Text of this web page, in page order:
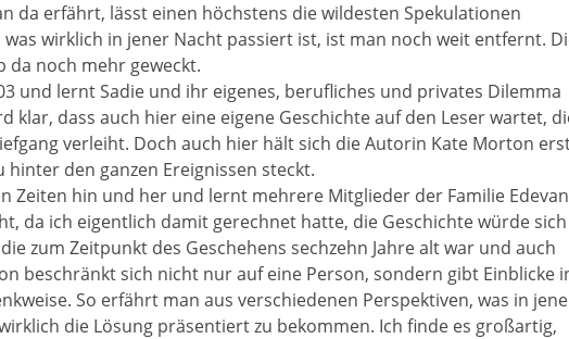
da erfährt, lässt einen höchstens die wildesten Spekulationen
wirklich in jener Nacht passiert ist, ist man noch weit entfernt.
da noch mehr geweckt.
und lernt Sadie und ihr eigenes, berufliches und privates Dilemma
klar, dass auch hier eine eigene Geschichte auf den Leser wartet,
verleiht. Doch auch hier hält sich die Autorin Kate Morton
hinter den ganzen Ereignissen steckt.
Zeiten hin und her und lernt mehrere Mitglieder der Familie
da ich eigentlich damit gerechnet hatte, die Geschichte würde sich
zum Zeitpunkt des Geschehens sechzehn Jahre alt war und auch
beschränkt sich nicht nur auf eine Person, sondern gibt Einblicke
So erfährt man aus verschiedenen Perspektiven, was in
die Lösung präsentiert zu bekommen. Ich finde es großartig,